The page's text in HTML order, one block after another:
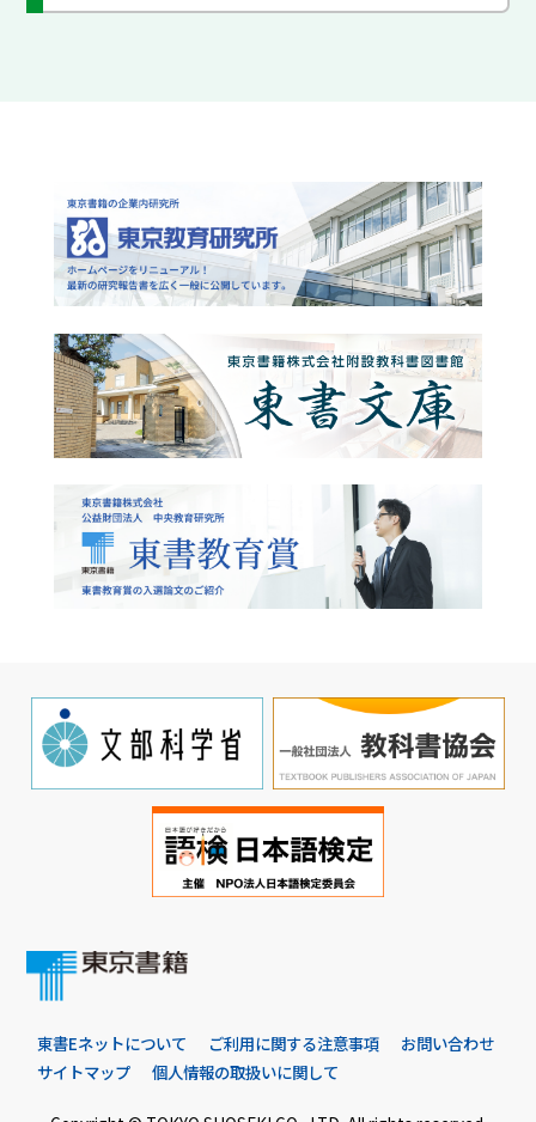
東書Eネットについて ご利用に関する注意事項
お問い合わせ
サイトマップ
個人情報の取扱いに関して